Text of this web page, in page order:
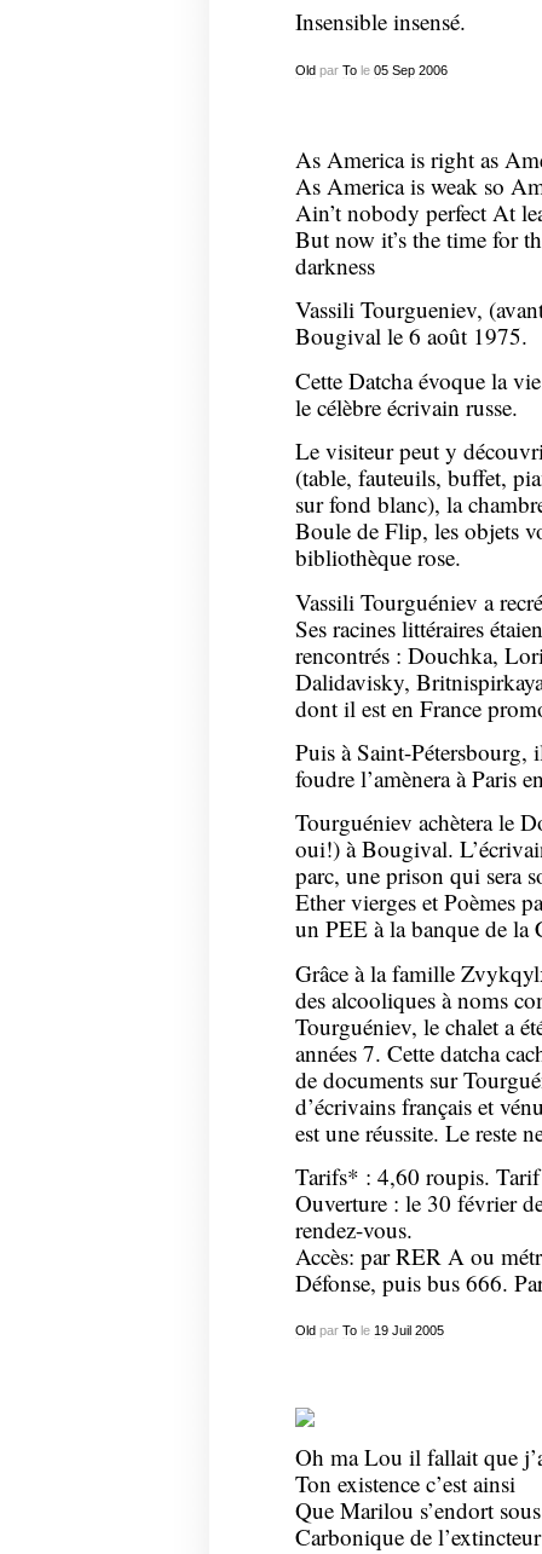
Insensible insensé.
Oldpar Tole 05 Sep 2006
As America is right as
As America is weak so
Ain’t nobody perfect At
But now it’s the time for
darkness
Vassili Tourgueniev,
Bougival le 6 août 1975.
Cette Datcha évoque la
le célèbre écrivain russe.
Le visiteur peut y
(table, fauteuils, buffet,
sur fond blanc), la
Boule de Flip, les objets
bibliothèque rose.
Vassili Tourguéniev a
Ses racines littéraires
rencontrés : Douchka,
Dalidavisky,
dont il est en France
Puis à Saint-Pétersbourg,
foudre l’amènera à Paris
Tourguéniev achètera le
oui!) à Bougival.
parc, une prison qui sera
Ether vierges et Poèmes
un PEE à la banque de la
Grâce à la famille
des alcooliques à noms
Tourguéniev, le chalet a
années 7. Cette datcha
de documents sur
d’écrivains français et
est une réussite. Le reste
Tarifs* : 4,60 roupis. Tarif
Ouverture : le 30 février
rendez-vous.
Accès: par RER A ou
Défonse, puis bus 666.
Old par Tole 19 Juil 2005
Oh ma Lou il fallait que
Ton existence c’est ainsi
Que Marilou s’endort
Carbonique de